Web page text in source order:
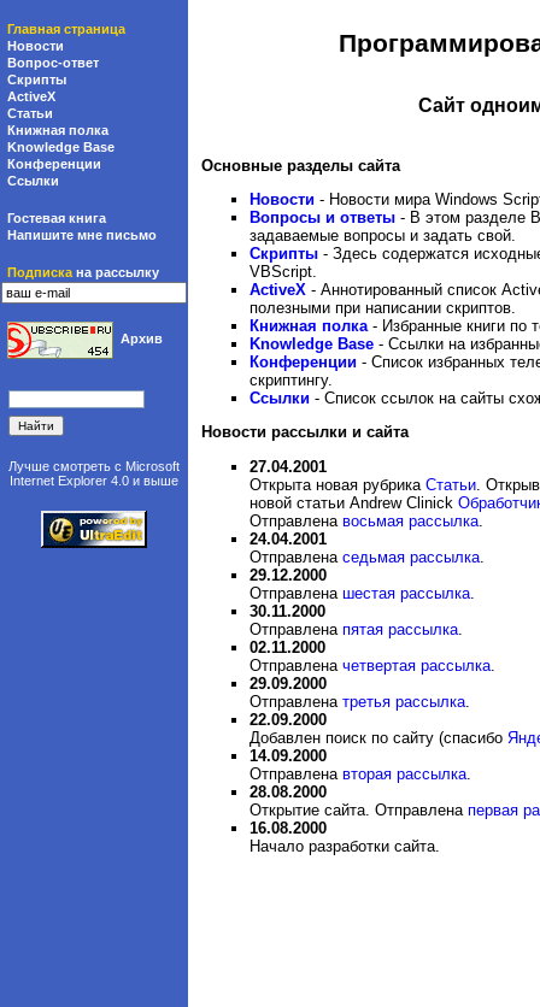
Главная страница
Новости
Вопрос-ответ
Скрипты
ActiveX
Статьи
Книжная полка
Knowledge Base
Конференции
Ссылки
Гостевая книга
Напишите мне письмо
Подписка на рассылку
Архив
Лучше смотреть с Microsoft
Internet Explorer 4.0 и выше
Сайт
Основные разделы сайта
Новости - Новости мира Windows
Вопросы и ответы - В этом разделе
задаваемые вопросы и задать свой.
Скрипты - Здесь содержатся
VBScript.
ActiveX - Аннотированный список
полезными при написании скриптов.
Книжная полка - Избранные книги по
Knowledge Base - Ссылки на
Конференции - Список избранных
скриптингу.
Ссылки - Список ссылок на сайты
Новости рассылки и сайта
27.04.2001
Открыта новая рубрика Статьи .
новой статьи Andrew Clinick
Отправлена восьмая рассылка
24.04.2001
Отправлена седьмая рассылка
29.12.2000
Отправлена шестая рассылка
30.11.2000
Отправлена пятая рассылка
02.11.2000
Отправлена четвертая рассылка
29.09.2000
Отправлена третья рассылка
22.09.2000
Добавлен поиск по сайту (спасибо
14.09.2000
Отправлена вторая рассылка
28.08.2000
Открытие сайта. Отправлена первая
16.08.2000
Начало разработки сайта.